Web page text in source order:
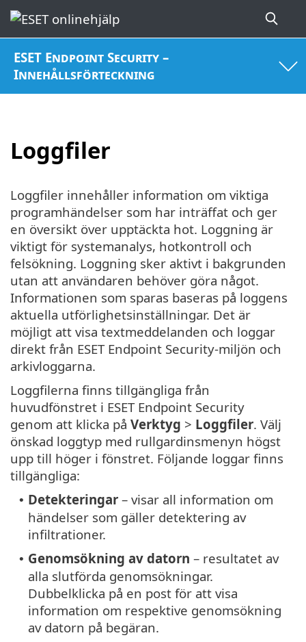
ESET Endpoint Security –
Innehållsförteckning
Loggfiler
Loggfiler innehåller information om viktiga
programhändelser som har inträffat och ger
en översikt över upptäckta hot. Loggning är
viktigt för systemanalys, hotkontroll och
felsökning. Loggning sker aktivt i bakgrunden
utan att användaren behöver göra något.
Informationen som sparas baseras på loggens
aktuella utförlighetsinställningar. Det är
möjligt att visa textmeddelanden och loggar
direkt från ESET Endpoint Security-miljön och
arkivloggarna.
Loggfilerna finns tillgängliga från
huvudfönstret i ESET Endpoint Security
genom att klicka på Verktyg > Loggfiler. Välj
önskad loggtyp med rullgardinsmenyn högst
upp till höger i fönstret. Följande loggar finns
tillgängliga:
• Detekteringar – visar all information om
händelser som gäller detektering av
infiltrationer.
• Genomsökning av datorn – resultatet av
alla slutförda genomsökningar.
Dubbelklicka på en post för att visa
information om respektive genomsökning
av datorn på begäran.